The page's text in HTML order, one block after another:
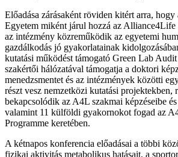
Előadása zárásaként röviden kitért arra, hogy
Egyetem miként járul hozzá az Alliance4Life
az intézmény közreműködik az egyetemi
gazdálkodás jó gyakorlatainak
kutatási működést támogató Green Lab
szakértői hálózatával támogatja a doktori
menedzsmentet és az intézmények közötti
részt vesz nemzetközi kutatási projektekben,
bekapcsolódik az A4L szakmai képzéseibe
valamint 11 külföldi gyakornokot fogad az
Programme keretében.
A kétnapos konferencia előadásai a többi
fizikai aktivitás metabolikus hatásait, a